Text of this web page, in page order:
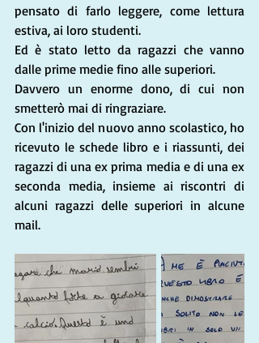
pensato di farlo leggere, come lettura
estiva, ai loro studenti.
Ed è stato letto da ragazzi che vanno
dalle prime medie fino alle superiori.
Davvero un enorme dono, di cui non
smetterò mai di ringraziare.
Con l'inizio del nuovo anno scolastico, ho
ricevuto le schede libro e i riassunti, dei
ragazzi di una ex prima media e di una ex
seconda media, insieme ai riscontri di
alcuni ragazzi delle superiori in alcune
mail.